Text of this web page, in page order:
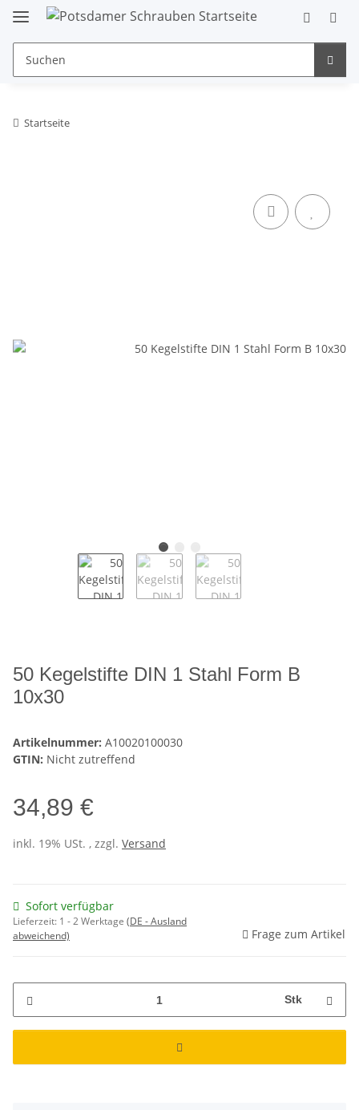
Startseite
50 Kegelstifte DIN 1 Stahl Form B
10x30
Artikelnummer: A10020100030
GTIN: Nicht zutreffend
34,89 €
inkl. 19% USt. , zzgl. Versand
Sofort verfügbar
Lieferzeit: 1 - 2 Werktage (DE - Ausland
abweichend)
Frage zum Artikel
Stk